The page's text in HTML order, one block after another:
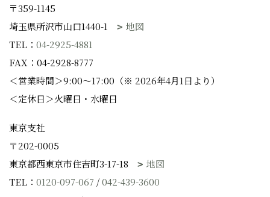
〒359-1145
埼玉県所沢市山口1440-1
地図
TEL： 04-2925-4881
FAX：04-2928-8777
＜営業時間＞9:00～17:00（※ 2026年4月1日より）
＜定休日＞火曜日・水曜日
東京支社
〒202-0005
東京都西東京市住吉町3-17-18
地図
TEL： 0120-097-067 /042-439-3600